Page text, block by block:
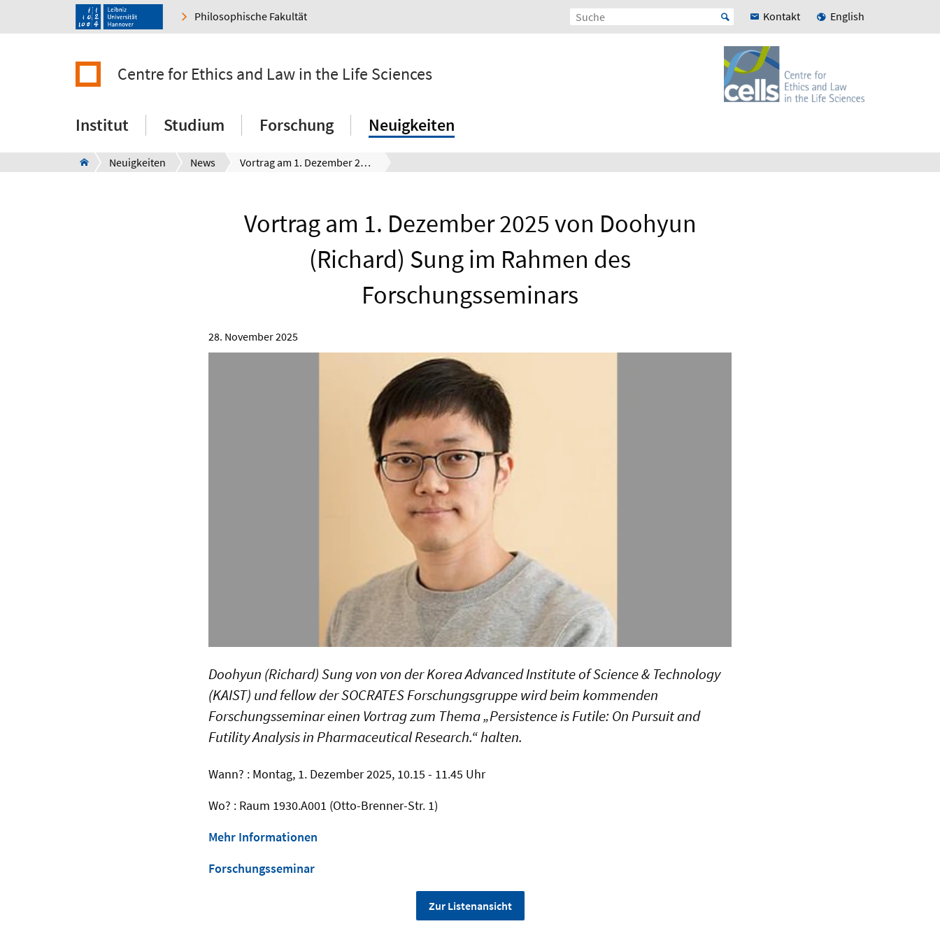
Philosophische Fakultät Kontakt English
Centre for Ethics and Law in the Life Sciences
Institut Studium Forschung Neuigkeiten
Neuigkeiten News Vortrag am 1. Dezember 2025 von Doohyun (Richard) Sung im Rahmen des Forschungsseminars
Vortrag am 1. Dezember 2025 von Doohyun
(Richard) Sung im Rahmen des
Forschungsseminars
28. November 2025
Doohyun (Richard) Sung von von der Korea Advanced Institute of Science & Technology
(KAIST) und fellow der SOCRATES Forschungsgruppe wird beim kommenden
Forschungsseminar einen Vortrag zum Thema „Persistence is Futile: On Pursuit and
Futility Analysis in Pharmaceutical Research.“ halten.
Wann? : Montag, 1. Dezember 2025, 10.15 - 11.45 Uhr
Wo? : Raum 1930.A001 (Otto-Brenner-Str. 1)
Mehr Informationen
Forschungsseminar
Zur Listenansicht